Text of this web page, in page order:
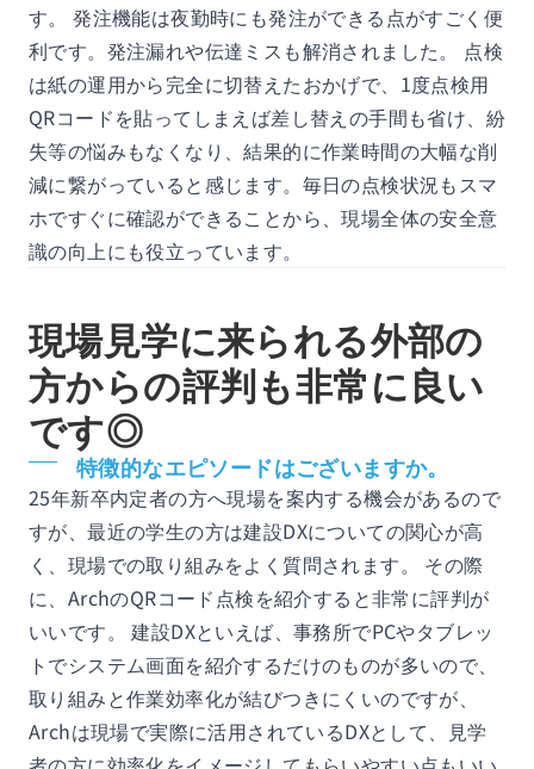
す。 発注機能は夜勤時にも発注ができる点がすごく便
利です。発注漏れや伝達ミスも解消されました。 点検
は紙の運用から完全に切替えたおかげで、1度点検用
QRコードを貼ってしまえば差し替えの手間も省け、紛
失等の悩みもなくなり、結果的に作業時間の大幅な削
減に繋がっていると感じます。毎日の点検状況もスマ
ホですぐに確認ができることから、現場全体の安全意
識の向上にも役立っています。
現場見学に来られる外部の
方からの評判も非常に良い
です◎
特徴的なエピソードはございますか。
25年新卒内定者の方へ現場を案内する機会があるので
すが、最近の学生の方は建設DXについての関心が高
く、現場での取り組みをよく質問されます。 その際
に、ArchのQRコード点検を紹介すると非常に評判が
いいです。 建設DXといえば、事務所でPCやタブレッ
トでシステム画面を紹介するだけのものが多いので、
取り組みと作業効率化が結びつきにくいのですが、
Archは現場で実際に活用されているDXとして、見学